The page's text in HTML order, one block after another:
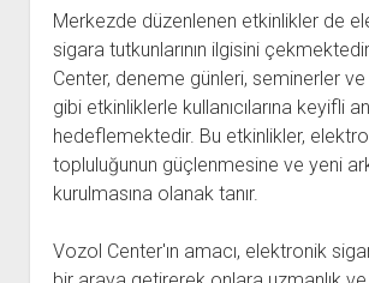
Merkezde düzenlenen etkinlikler de
sigara tutkunlarının ilgisini
Center, deneme günleri, seminerler ve
gibi etkinliklerle kullanıcılarına keyifli
hedeflemektedir. Bu etkinlikler,
topluluğunun güçlenmesine ve yeni
kurulmasına olanak tanır.
Vozol Center'ın amacı, elektronik